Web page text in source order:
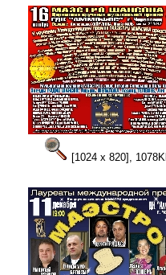
[1024 x 820],